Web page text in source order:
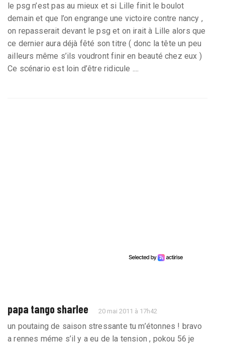
le psg n’est pas au mieux et si Lille finit le boulot
demain et que l’on engrange une victoire contre nancy ,
on repasserait devant le psg et on irait à Lille alors que
ce dernier aura déjà fêté son titre ( donc la tête un peu
ailleurs même s’ils voudront finir en beauté chez eux )
Ce scénario est loin d’être ridicule ....
papa tango sharlee 20 mai 2011 à 17h42
un poutaing de saison stressante tu m’étonnes ! bravo
a rennes méme s’il y a eu de la tension , pokou 56 je